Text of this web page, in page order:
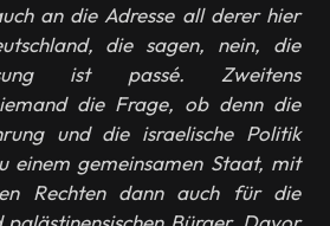
an die Adresse all derer hier
die sagen, nein, die
ist passé. Zweitens
die Frage, ob denn die
und die israelische Politik
einem gemeinsamen Staat, mit
Rechten dann auch für die